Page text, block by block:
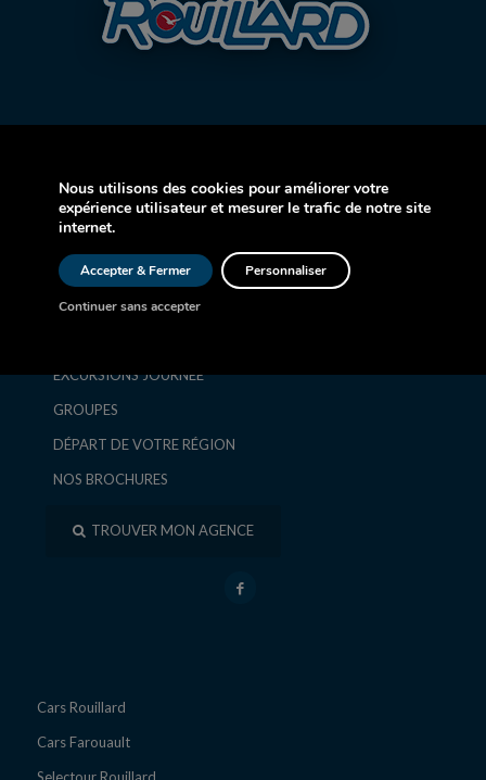
AVION
CROISIÈRE
AUTOCAR
SÉJOURS ET CIRCUITS
EXCURSIONS JOURNÉE
GROUPES
DÉPART DE VOTRE RÉGION
NOS BROCHURES
TROUVER MON AGENCE
Cars Rouillard
Cars Farouault
Selectour Rouillard
Nous utilisons des cookies pour améliorer votre
expérience utilisateur et mesurer le trafic de notre site
internet.
Accepter & Fermer
Continuer sans accepter
Personnaliser